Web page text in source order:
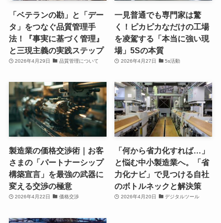
「ベテランの勘」と「デー
タ」をつなぐ品質管理手
法！『事実に基づく管理』
と三現主義の実践ステップ
2026年4月29日 品質管理について
一見普通でも専門家は驚
く！ピカピカなだけの工場
を凌駕する「本当に強い現
場」5Sの本質
2026年4月27日 5s活動
製造業の価格交渉術｜お客
さまの「パートナーシップ
構築宣言」を最強の武器に
変える交渉の極意
2026年4月22日 価格交渉
「何から省力化すれば…」
と悩む中小製造業へ。「省
力化ナビ」で見つける自社
のボトルネックと解決策
2026年4月20日 デジタルツール